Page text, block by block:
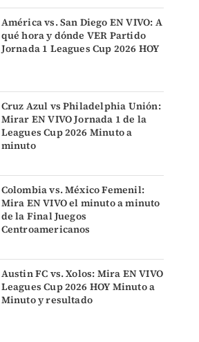
América vs. San Diego EN VIVO: A
qué hora y dónde VER Partido
Jornada 1 Leagues Cup 2026 HOY
Cruz Azul vs Philadelphia Unión:
Mirar EN VIVO Jornada 1 de la
Leagues Cup 2026 Minuto a
minuto
Colombia vs. México Femenil:
Mira EN VIVO el minuto a minuto
de la Final Juegos
Centroamericanos
Austin FC vs. Xolos: Mira EN VIVO
Leagues Cup 2026 HOY Minuto a
Minuto y resultado